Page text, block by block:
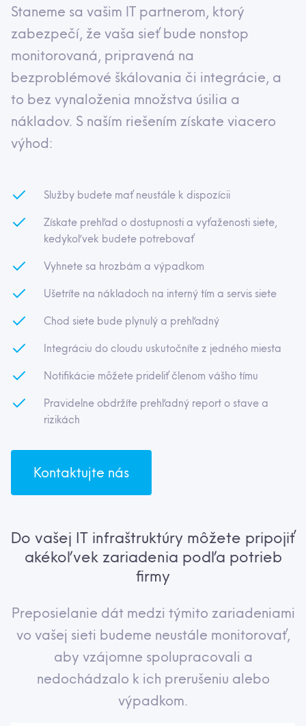
Staneme sa vašim IT partnerom, ktorý
zabezpečí, že vaša sieť bude nonstop
monitorovaná, pripravená na
bezproblémové škálovania či integrácie, a
to bez vynaloženia množstva úsilia a
nákladov. S naším riešením získate viacero
výhod:
Služby budete mať neustále k dispozícii
Získate prehľad o dostupnosti a vyťaženosti siete,
kedykoľvek budete potrebovať
Vyhnete sa hrozbám a výpadkom
Ušetríte na nákladoch na interný tím a servis siete
Chod siete bude plynulý a prehľadný
Integráciu do cloudu uskutočníte z jedného miesta
Notifikácie môžete prideliť členom vášho tímu
Pravidelne obdržíte prehľadný report o stave a
rizikách
Kontaktujte nás
Do vašej IT infraštruktúry môžete pripojiť
akékoľvek zariadenia podľa potrieb
firmy
Preposielanie dát medzi týmito zariadeniami
vo vašej sieti budeme neustále monitorovať,
aby vzájomne spolupracovali a
nedochádzalo k ich prerušeniu alebo
výpadkom.